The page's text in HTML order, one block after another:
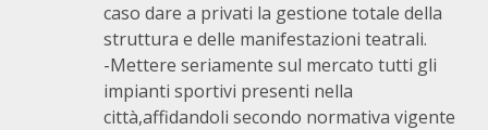
caso dare a privati la gestione totale della
struttura e delle manifestazioni teatrali.
-Mettere seriamente sul mercato tutti gli
impianti sportivi presenti nella
città,affidandoli secondo normativa vigente